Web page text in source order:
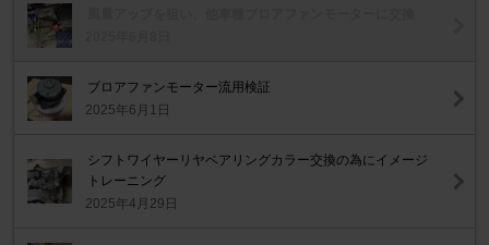
ブロアファンモーター流用検証
2025年6月1日
シフトワイヤーリヤベアリングカラー交換の為にイメージ
トレーニング
2025年4月29日